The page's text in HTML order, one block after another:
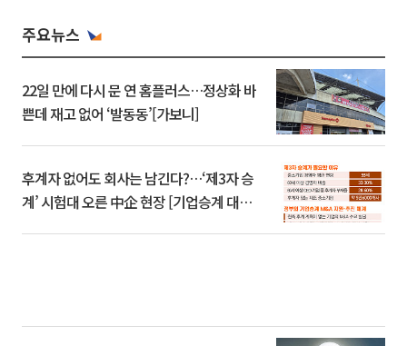
주요뉴스
22일 만에 다시 문 연 홈플러스…정상화 바
쁜데 재고 없어 ‘발동동’[가보니]
후계자 없어도 회사는 남긴다?…‘제3자 승
계’ 시험대 오른 中企 현장 [기업승계 대전